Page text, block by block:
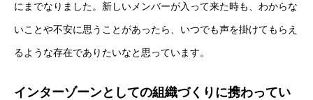
にまでなりました。新しいメンバーが入って来た時も、わからな
いことや不安に思うことがあったら、いつでも声を掛けてもらえ
るような存在でありたいなと思っています。
インターゾーンとしての組織づくりに携わってい